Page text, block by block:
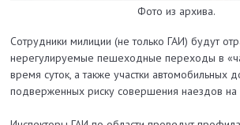
Фото из архива.
Сотрудники милиции (не только ГАИ) будут
нерегулируемые пешеходные переходы в
время суток, а также участки автомобильных
подверженных риску совершения наездов